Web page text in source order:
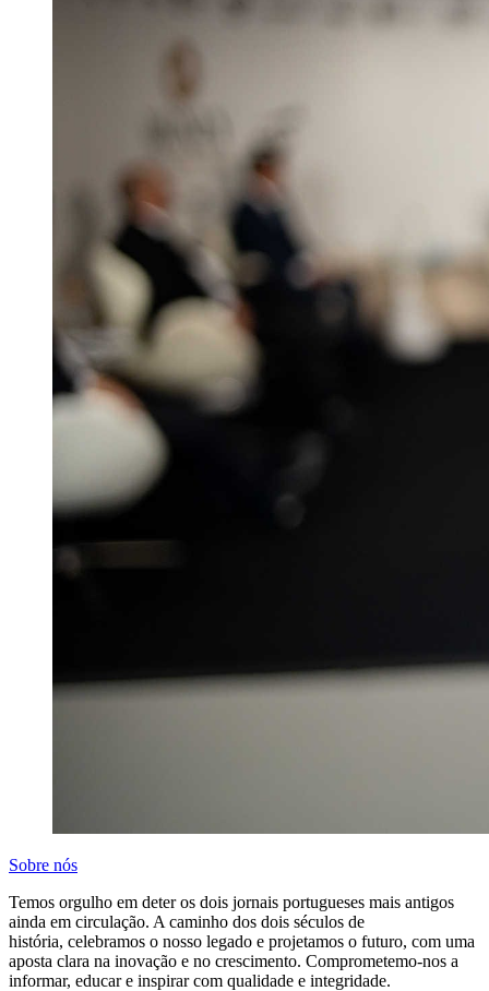
Sobre nós
Temos orgulho em deter os dois jornais portugueses mais antigos
ainda em circulação. A caminho dos dois séculos de
história, celebramos o nosso legado e projetamos o futuro, com uma
aposta clara na inovação e no crescimento. Comprometemo-nos a
informar, educar e inspirar com qualidade e integridade.